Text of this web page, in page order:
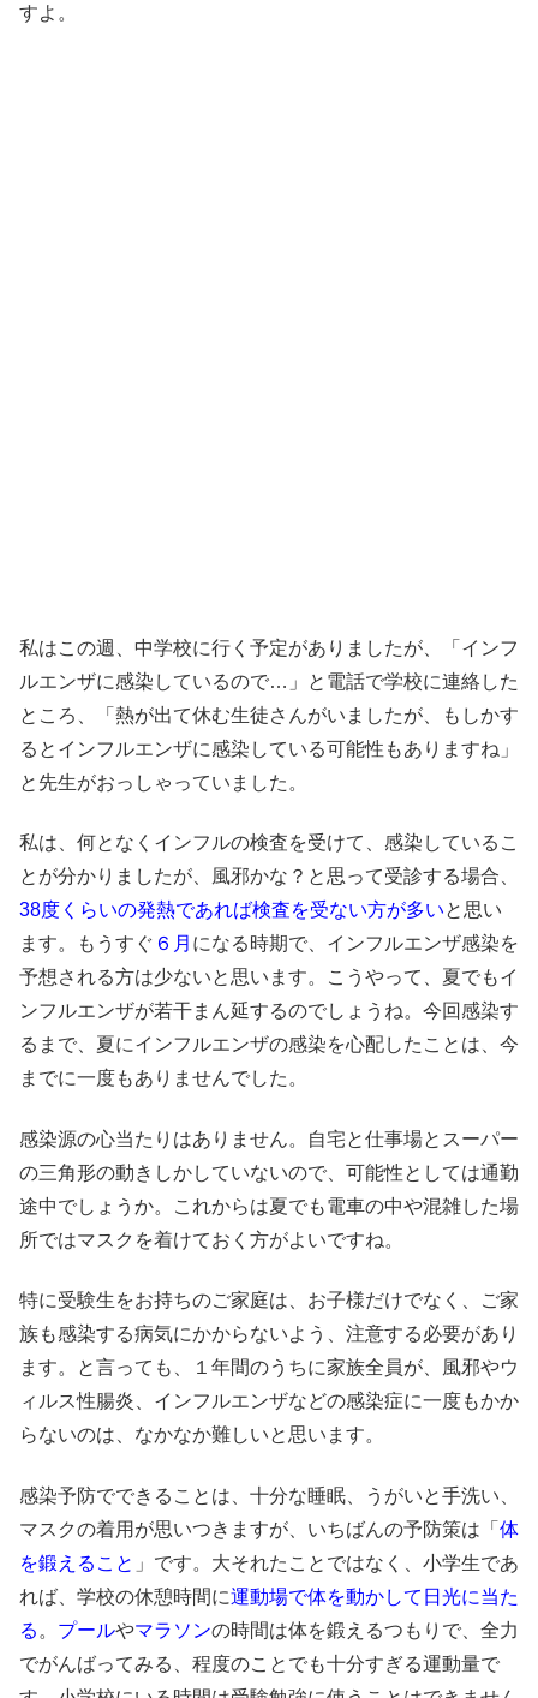
すよ。
私はこの週、中学校に行く予定がありましたが、「インフ
ルエンザに感染しているので…」と電話で学校に連絡した
ところ、「熱が出て休む生徒さんがいましたが、もしかす
るとインフルエンザに感染している可能性もありますね」
と先生がおっしゃっていました。
私は、何となくインフルの検査を受けて、感染しているこ
とが分かりましたが、風邪かな？と思って受診する場合、
38度くらいの発熱であれば検査を受ない方が多いと思い
ます。もうすぐ ６月 になる時期で、インフルエンザ感染を
予想される方は少ないと思います。こうやって、夏でもイ
ンフルエンザが若干まん延するのでしょうね。今回感染す
るまで、夏にインフルエンザの感染を心配したことは、今
までに一度もありませんでした。
感染源の心当たりはありません。自宅と仕事場とスーパー
の三角形の動きしかしていないので、可能性としては通勤
途中でしょうか。これからは夏でも電車の中や混雑した場
所ではマスクを着けておく方がよいですね。
特に受験生をお持ちのご家庭は、お子様だけでなく、ご家
族も感染する病気にかからないよう、注意する必要があり
ます。と言っても、１年間のうちに家族全員が、風邪やウ
ィルス性腸炎、インフルエンザなどの感染症に一度もかか
らないのは、なかなか難しいと思います。
感染予防でできることは、十分な睡眠、うがいと手洗い、
マスクの着用が思いつきますが、いちばんの予防策は「 体
を鍛えること 」です。大それたことではなく、小学生であ
れば、学校の休憩時間に運動場で体を動かして日光に当た
る 。 プールやマラソンの時間は体を鍛えるつもりで、全力
でがんばってみる、程度のことでも十分すぎる運動量で